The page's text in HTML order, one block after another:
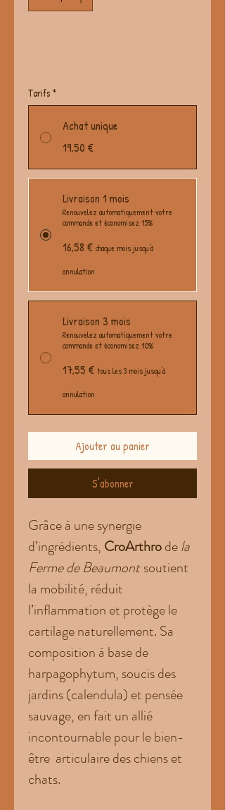
Tarifs *
Achat unique
19,50 €
Livraison 1 mois
Renouvelez automatiquement votre
commande et économisez 15%
16,58 € chaque mois jusqu'à
annulation
Livraison 3 mois
Renouvelez automatiquement votre
commande et économisez 10%
17,55 € tous les 3 mois jusqu'à
annulation
Ajouter au panier
S'abonner
Grâce à une synergie
d’ingrédients, CroArthrodela
Ferme de Beaumont soutient
la mobilité, réduit
l’inflammation et protège le
cartilage naturellement. Sa
composition à base de
harpagophytum, soucis des
jardins (calendula) et pensée
sauvage, en fait un allié
incontournable pour le bien-
être articulaire des chiens et
chats.